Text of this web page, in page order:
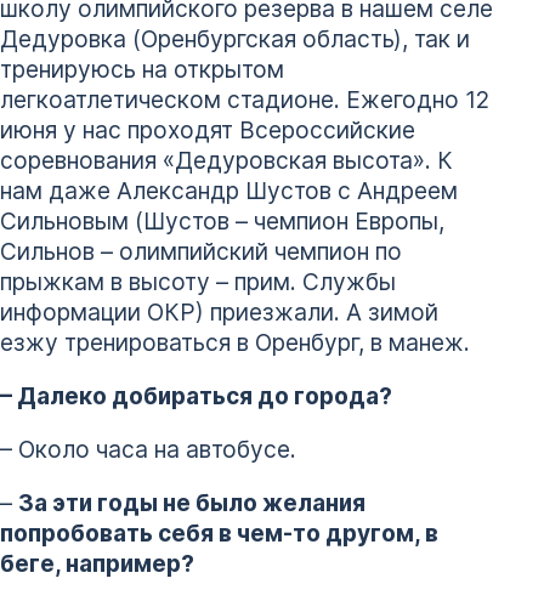
школу олимпийского резерва в нашем селе
Дедуровка (Оренбургская область), так и
тренируюсь на открытом
легкоатлетическом стадионе. Ежегодно 12
июня у нас проходят Всероссийские
соревнования «Дедуровская высота». К
нам даже Александр Шустов с Андреем
Сильновым (Шустов – чемпион Европы,
Сильнов – олимпийский чемпион по
прыжкам в высоту – прим. Службы
информации ОКР) приезжали. А зимой
езжу тренироваться в Оренбург, в манеж.
– Далеко добираться до города?
– Около часа на автобусе.
– За эти годы не было желания
попробовать себя в чем-то другом, в
беге, например?